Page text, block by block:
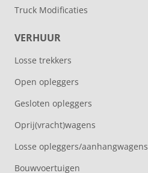
Truck Modificaties
VERHUUR
Losse trekkers
Open opleggers
Gesloten opleggers
Oprij(vracht)wagens
Losse opleggers/aanhangwagens
Bouwvoertuigen